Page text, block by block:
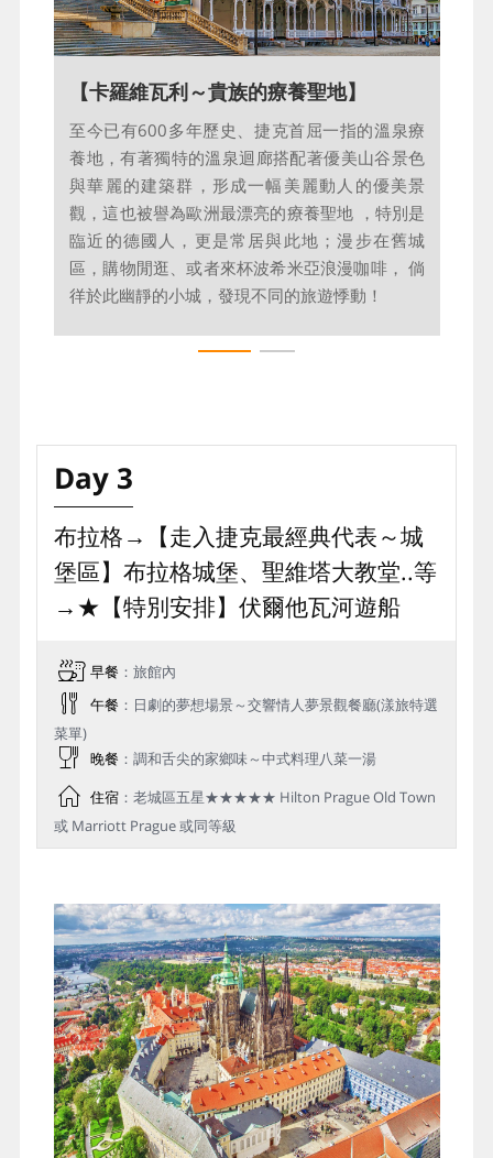
【最特別的『品飲』～那口溫泉】
這兒的溫泉除可以浸泡療養外，還有飲用療效，
您可學學當地人，買個造型獨特的溫泉杯，飲用
不同療效的溫泉，並配著甜甜的大如月亮的溫泉
薄餅，據說這兒的泉水含有40種以上的礦物質，
可引用治病痛喔！
【卡羅維瓦利～貴族的療養聖地】
至今已有600多年歷史、捷克首屈一指的溫泉療
養地，有著獨特的溫泉迴廊搭配著優美山谷景色
與華麗的建築群，形成一幅美麗動人的優美景
觀，這也被譽為歐洲最漂亮的療養聖地 ，特別是
臨近的德國人，更是常居與此地；漫步在舊城
區，購物閒逛、或者來杯波希米亞浪漫咖啡， 倘
徉於此幽靜的小城，發現不同的旅遊悸動！
Day 3
布拉格→【走入捷克最經典代表～城
堡區】布拉格城堡、聖維塔大教堂..等
→★【特別安排】伏爾他瓦河遊船
早餐 ：旅館內
午餐 ：日劇的夢想場景～交響情人夢景觀餐廳(漾旅特選
菜單)
晚餐 ：調和舌尖的家鄉味～中式料理八菜一湯
住宿：老城區五星★★★★★ Hilton Prague Old Town
或 Marriott Prague 或同等級